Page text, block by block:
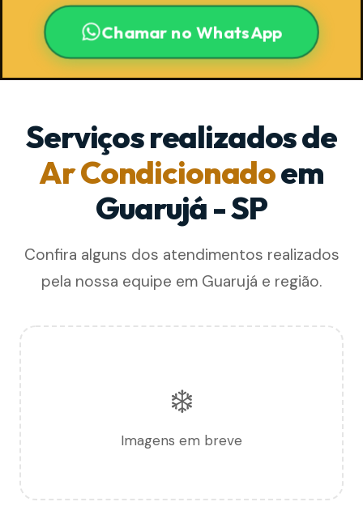
Chamar no WhatsApp
Serviços realizados de
Ar Condicionadoem
Guarujá - SP
Confira alguns dos atendimentos realizados
pela nossa equipe em Guarujá e região.
❄️
Imagens em breve